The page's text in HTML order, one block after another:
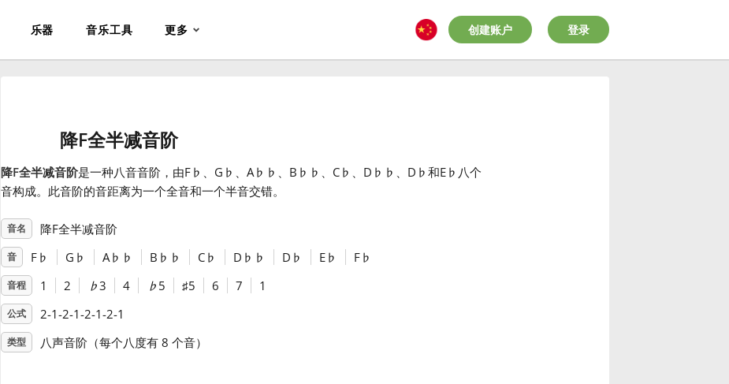
乐器 音乐工具 更多 创建账户 登录
降F全半减音阶
降F全半减音阶是一种八音音阶，由F♭ 、G ♭ 、A♭ ♭ 、B ♭ ♭ 、C♭ 、D ♭ ♭ 、D ♭ 和E♭ 八个
音构成。此音阶的音距离为一个全音和一个半音交错。
音名 降F全半减音阶
音 F♭ G ♭ A♭ ♭ B ♭ ♭ C♭ D ♭ ♭ D ♭ E♭ F♭
音程 1 2 ♭3 4 ♭ 5 ♯5 6 7 1
公式 2-1-2-1-2-1-2-1
类型 八声音阶（每个八度有 8 个音）